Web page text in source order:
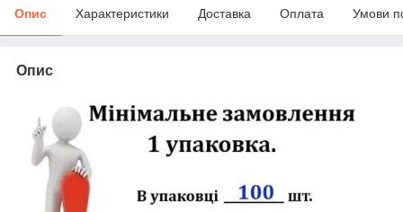
Опис Характеристики Доставка Оплата Умови
Опис